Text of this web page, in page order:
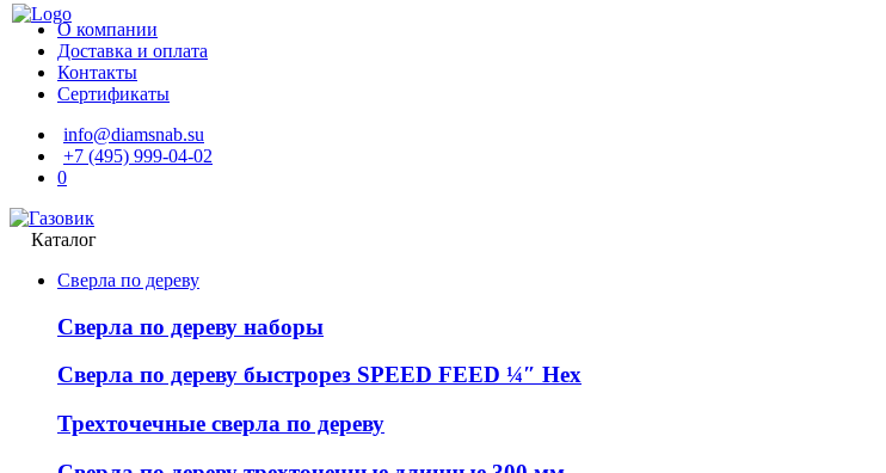
О компании
Доставка и оплата
Контакты
Сертификаты
info@diamsnab.su
+7 (495) 999-04-02
0
Каталог
Сверла по дереву
Сверла по дереву наборы
Сверла по дереву быстрорез SPEED FEED ¼″ Hex
Трехточечные сверла по дереву